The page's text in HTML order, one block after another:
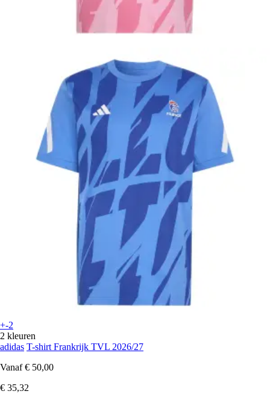
+-2
2 kleuren
adidas T-shirt Frankrijk TVL 2026/27
Vanaf € 50,00
€ 35,32